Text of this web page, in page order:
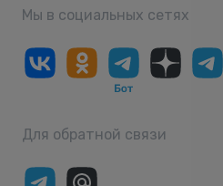
Мы в социальных сетях
Для обратной связи